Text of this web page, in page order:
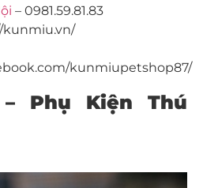
– 0981.59.81.83
kunmiu.vn/
kunmiupetshop87/
Phụ Kiện Thú